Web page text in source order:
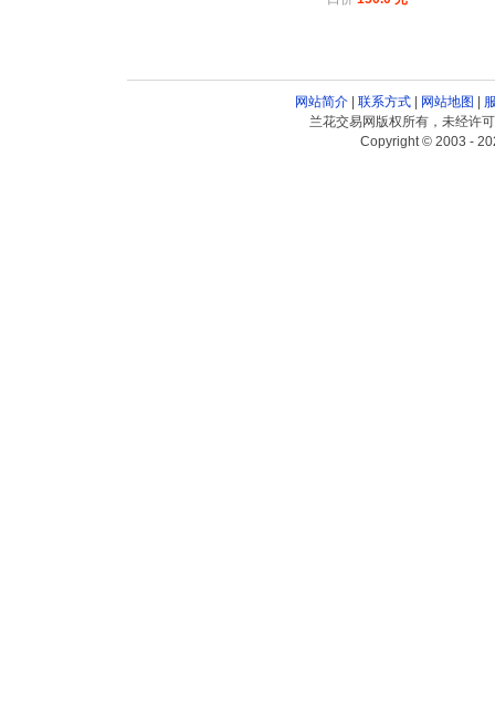
网站简介| 联系方式| 网站地图 |
兰花交易网版权所有，未经许
Copyright © 2003 -